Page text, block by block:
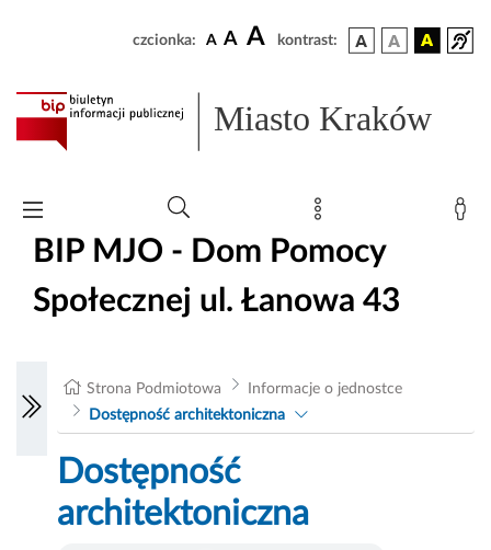
czcionka: A A A kontrast:
Miasto Kraków
BIP MJO - Dom Pomocy
Społecznej ul. Łanowa 43
Strona Podmiotowa
Informacje o jednostce
Dostępność architektoniczna
Dostępność
architektoniczna